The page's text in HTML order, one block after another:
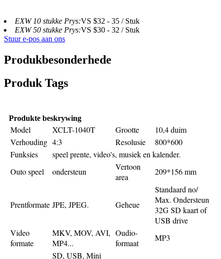
EXW 10 stukke Prys:VS $32 - 35 / Stuk
EXW 50 stukke Prys:VS $30 - 32 / Stuk
Stuur e-pos aan ons
Produkbesonderhede
Produk Tags
Produkte beskrywing
Model XCLT-1040T Grootte
10,4 duim
Verhouding 4:3 Resolusie
800*600
Funksies
speel prente, video's, musiek en kalender.
Outo speel
ondersteun
Vertoon
area
209*156 mm
Prentformate JPE, JPEG. Geheue
Standaard no/
Max. Ondersteun
32G SD kaart of
USB drive
Video
formate
MKV, MOV, AVI,
MP4...
Oudio-
formaat
MP3
SD, USB, Mini